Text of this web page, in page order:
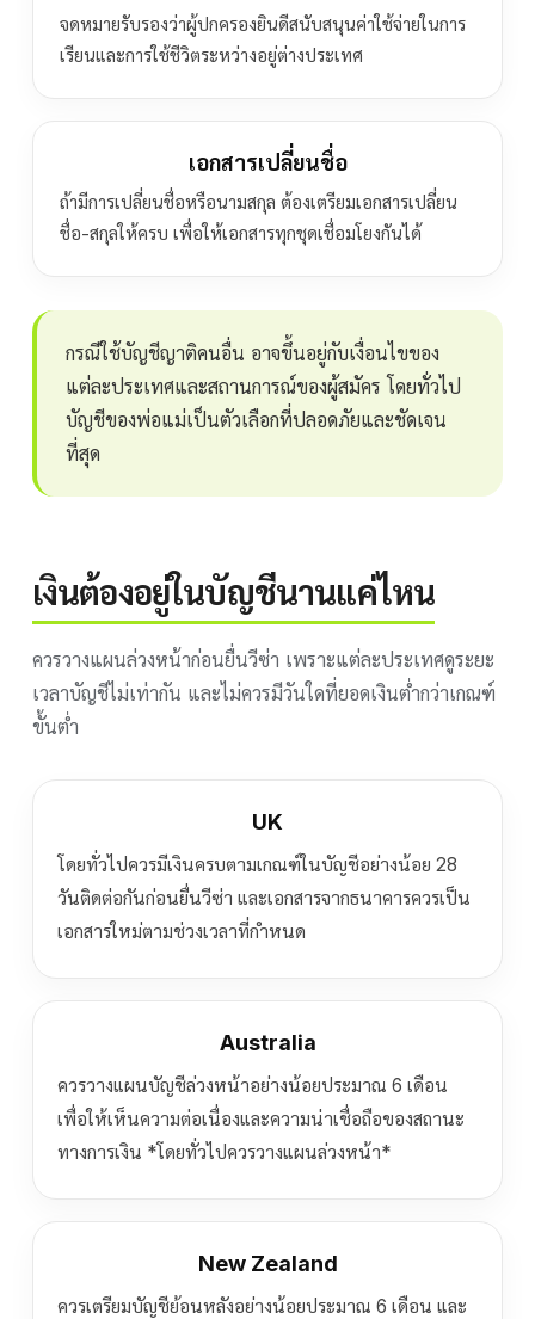
จดหมายรับรองว่าผู้ปกครองยินดีสนับสนุนค่าใช้จ่ายในการ
เรียนและการใช้ชีวิตระหว่างอยู่ต่างประเทศ
เอกสารเปลี่ยนชื่อ
ถ้ามีการเปลี่ยนชื่อหรือนามสกุล ต้องเตรียมเอกสารเปลี่ยน
ชื่อ-สกุลให้ครบ เพื่อให้เอกสารทุกชุดเชื่อมโยงกันได้
กรณีใช้บัญชีญาติคนอื่น อาจขึ้นอยู่กับเงื่อนไขของ
แต่ละประเทศและสถานการณ์ของผู้สมัคร โดยทั่วไป
บัญชีของพ่อแม่เป็นตัวเลือกที่ปลอดภัยและชัดเจน
ที่สุด
เงินต้องอยู่ในบัญชีนานแค่ไหน
ควรวางแผนล่วงหน้าก่อนยื่นวีซ่า เพราะแต่ละประเทศดูระยะ
เวลาบัญชีไม่เท่ากัน และไม่ควรมีวันใดที่ยอดเงินต่ำกว่าเกณฑ์
ขั้นต่ำ
UK
โดยทั่วไปควรมีเงินครบตามเกณฑ์ในบัญชีอย่างน้อย 28
วันติดต่อกันก่อนยื่นวีซ่า และเอกสารจากธนาคารควรเป็น
เอกสารใหม่ตามช่วงเวลาที่กำหนด
Australia
ควรวางแผนบัญชีล่วงหน้าอย่างน้อยประมาณ 6 เดือน
เพื่อให้เห็นความต่อเนื่องและความน่าเชื่อถือของสถานะ
ทางการเงิน *โดยทั่วไปควรวางแผนล่วงหน้า*
New Zealand
ควรเตรียมบัญชีย้อนหลังอย่างน้อยประมาณ 6 เดือน และ